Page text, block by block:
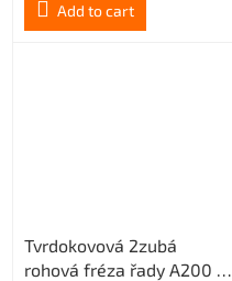
Add to cart
Tvrdokovová 2zubá
rohová fréza řady A200 s